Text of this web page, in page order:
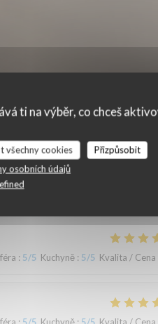
ti na výběr, co chceš
všechny cookies
Přizpůsobit
osobních údajů
: 5/5 Kuchyně : 5/5 Kvalita / Cena